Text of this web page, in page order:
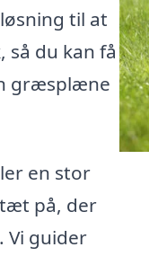
til at
du kan få
græsplæne
en stor
på, der
Vi guider